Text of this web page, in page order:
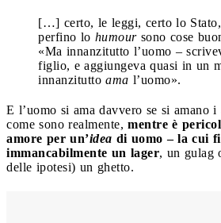
[…] certo, le leggi, certo lo
perfino lo humoursono cose
«Ma innanzitutto l’uomo –
figlio, e aggiungeva quasi in un
innanzitutto ama l’uomo».
E l’uomo si ama davvero se si amano
come sono realmente, mentre è
amore per un’idea di uomo – la cui
immancabilmente un lager, un gulag
delle ipotesi) un ghetto.